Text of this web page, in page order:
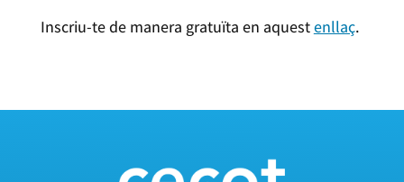
Inscriu-te de manera gratuïta en aquestenllaç.